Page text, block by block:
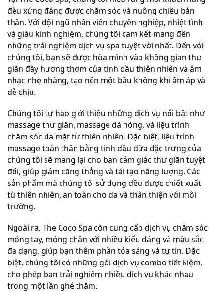
đều xứng đáng được chăm sóc và nuông chiều bản
thân. Với đội ngũ nhân viên chuyên nghiệp, nhiệt tình
và giàu kinh nghiệm, chúng tôi cam kết mang đến
những trải nghiệm dịch vụ spa tuyệt vời nhất. Đến với
chúng tôi, bạn sẽ được hòa mình vào không gian thư
giãn đầy hương thơm của tinh dầu thiên nhiên và âm
nhạc nhẹ nhàng, tạo nên một bầu không khí ấm áp và
dễ chịu.
Chúng tôi tự hào giới thiệu những dịch vụ nổi bật như
massage thư giãn, massage đá nóng, và liệu trình
chăm sóc da mặt từ thiên nhiên. Đặc biệt, liệu trình
massage toàn thân bằng tinh dầu dừa đặc trưng của
chúng tôi sẽ mang lại cho bạn cảm giác thư giãn tuyệt
đối, giúp giảm căng thẳng và tái tạo năng lượng. Các
sản phẩm mà chúng tôi sử dụng đều được chiết xuất
từ thiên nhiên, an toàn cho da và thân thiện với môi
trường.
Ngoài ra, The Coco Spa còn cung cấp dịch vụ chăm sóc
móng tay, móng chân với nhiều kiểu dáng và màu sắc
đa dạng, giúp bạn thêm phần tỏa sáng và tự tin. Đặc
biệt, chúng tôi có những gói dịch vụ combo tiết kiệm,
cho phép bạn trải nghiệm nhiều dịch vụ khác nhau
trong một lần ghé thăm.